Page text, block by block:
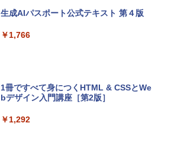
Apple 2026 MacBook Neo A18 Proチッ
e Intelligenceのために設計、Liquid Ret
￥119,800
tomtoc 360°保護 15.6 16インチ パソコ
Robloxギフトカード - 800 Robux 【限
インゲームコード】 ロブロックス | オン
Robloxギフトカード - 2,000 Robux 【限
インゲームコード】 ロブロックス | オン
生成AIパスポート公式テキスト 第４版
￥1,766
1冊ですべて身につくHTML & CSSとWe
bデザイン入門講座［第2版］
￥1,292